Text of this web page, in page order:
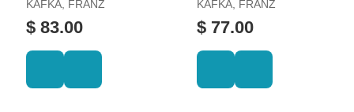
KAFKA, FRANZ
$ 83.00
KAFKA, FRANZ
$ 77.00